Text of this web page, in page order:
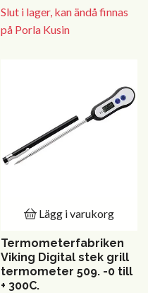
Slut i lager, kan ändå finnas
på Porla Kusin
Lägg i varukorg
Termometerfabriken
Viking Digital stek grill
termometer 509. -0 till
+ 300C.